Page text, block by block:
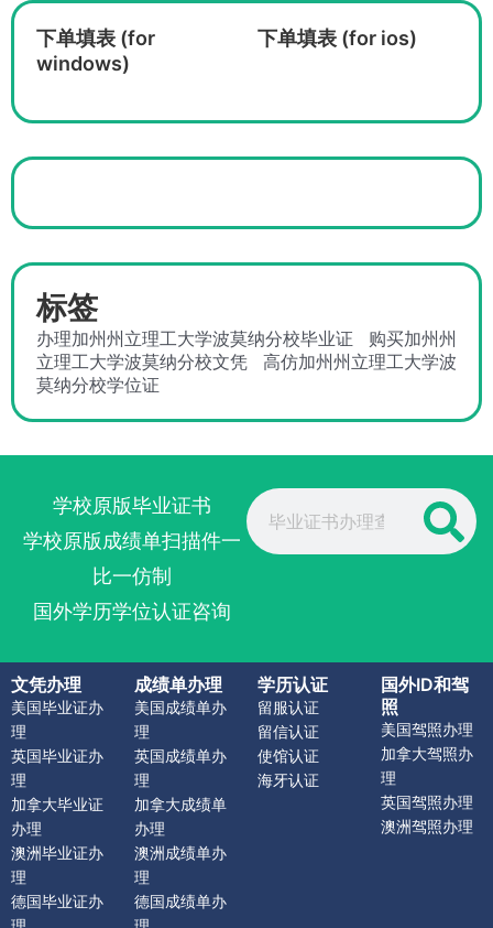
下单填表 (for
windows)
下单填表 (for ios)
标签
办理加州州立理工大学波莫纳分校毕业证
购买加州州
立理工大学波莫纳分校文凭
高仿加州州立理工大学波
莫纳分校学位证
学校原版毕业证书
学校原版成绩单扫描件一
比一仿制
国外学历学位认证咨询
Search
文凭办理
美国毕业证办
理
英国毕业证办
理
加拿大毕业证
办理
澳洲毕业证办
理
德国毕业证办
成绩单办理
美国成绩单办
理
英国成绩单办
理
加拿大成绩单
办理
澳洲成绩单办
理
德国成绩单办
学历认证
留服认证
留信认证
使馆认证
海牙认证
国外ID和驾
照
美国驾照办理
加拿大驾照办
理
英国驾照办理
澳洲驾照办理